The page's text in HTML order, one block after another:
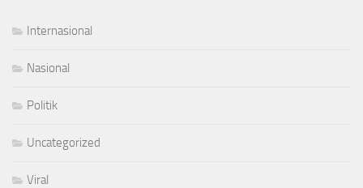
Internasional
Nasional
Politik
Uncategorized
Viral